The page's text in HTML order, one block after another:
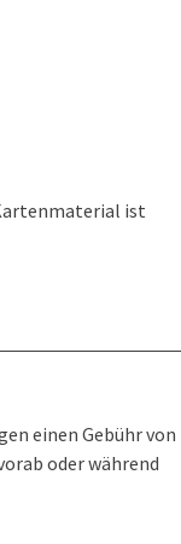
ist
einen Gebühr von
oder während